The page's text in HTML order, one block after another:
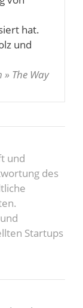
hat.
und
The Way
und
des
Startups